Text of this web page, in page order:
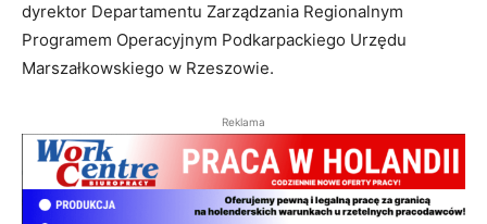
dyrektor Departamentu Zarządzania Regionalnym
Programem Operacyjnym Podkarpackiego Urzędu
Marszałkowskiego w Rzeszowie.
Reklama